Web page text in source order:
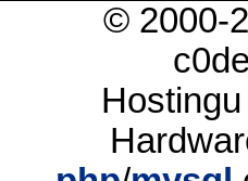
© 2000-